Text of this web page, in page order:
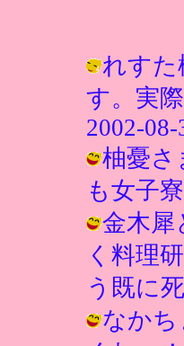
れすた
す。実
2002-
柚憂さ
も女子
金木犀
く料理
う既に
なかち